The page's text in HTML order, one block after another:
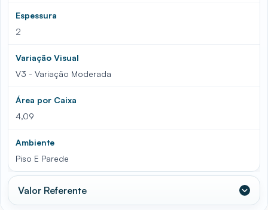
Espessura
2
Variação Visual
V3 - Variação Moderada
Área por Caixa
4,09
Ambiente
Piso E Parede
Valor Referente